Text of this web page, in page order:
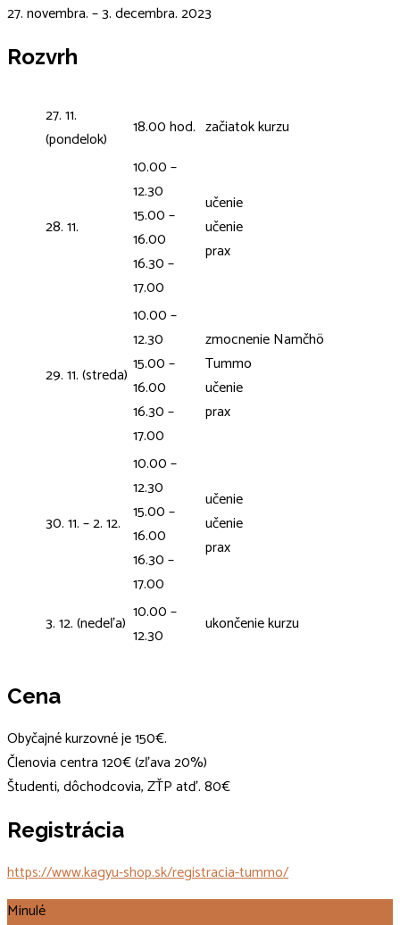
27. novembra. – 3. decembra. 2023
Rozvrh
27. 11.
(pondelok)
18.00 hod. začiatok kurzu
28. 11.
10.00 –
12.30
15.00 –
16.00
16.30 –
17.00
učenie
učenie
prax
29. 11. (streda)
10.00 –
12.30
15.00 –
16.00
16.30 –
17.00
zmocnenie Namčhö
Tummo
učenie
prax
30. 11. – 2. 12.
10.00 –
12.30
15.00 –
16.00
16.30 –
17.00
učenie
učenie
prax
3. 12. (nedeľa) 10.00 –
12.30
ukončenie kurzu
Cena
Obyčajné kurzovné je 150€.
Členovia centra 120€ (zľava 20%)
Študenti, dôchodcovia, ZŤP atď. 80€
Registrácia
https://www.kagyu-shop.sk/registracia-tummo/
Minulé